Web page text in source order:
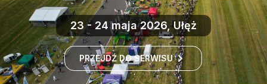
23 - 24 maja 2026, Ułęż
PRZEJDŹ DO SERWISU